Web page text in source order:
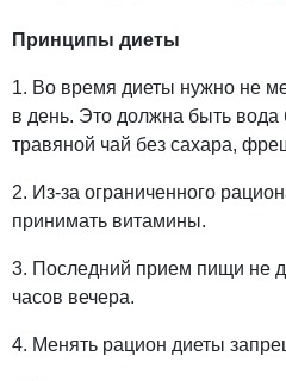
Принципы диеты
1. Во время диеты нужно не
в день. Это должна быть вода
травяной чай без сахара,
2. Из-за ограниченного
принимать витамины.
3. Последний прием пищи не
часов вечера.
4. Менять рацион диеты